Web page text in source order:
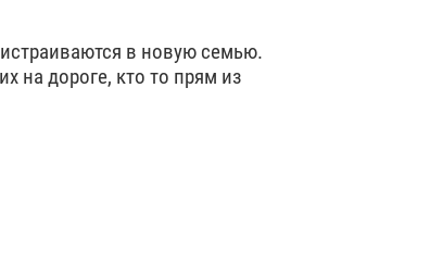
в новую семью.
на дороге, кто то прям из